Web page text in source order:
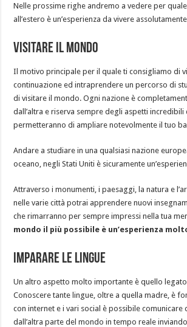
Nelle prossime righe andremo a vedere per
all’estero è un’esperienza da vivere
Visitare il mondo
Il motivo principale per il quale ti consigliamo di
continuazione ed intraprendere un percorso di
di visitare il mondo. Ogni nazione è
dall’altra e riserva sempre degli aspetti incredibili
permetteranno di ampliare notevolmente il tuo
Andare a studiare in una qualsiasi nazione
oceano, negli Stati Uniti è sicuramente
Attraverso i monumenti, i paesaggi, la natura e
nelle varie città potrai apprendere nuovi
che rimarranno per sempre impressi nella tua
mondo il più possibile è un’esperienza
Imparare le lingue
Un altro aspetto molto importante è quello
Conoscere tante lingue, oltre a quella madre, è
con internet e i vari social è possibile comunicare
dall’altra parte del mondo in tempo reale